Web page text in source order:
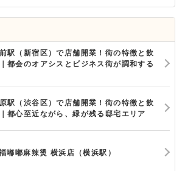
駅（新宿区）で店舗開業！街の特徴と飲
都会のオアシスとビジネス街が調和する
駅（渋谷区）で店舗開業！街の特徴と飲
都心至近ながら、緑が残る邸宅エリア
嘟麻辣烫 横浜店（横浜駅）